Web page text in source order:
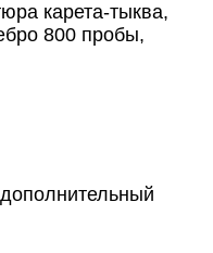
карета-тыква,
800 пробы,